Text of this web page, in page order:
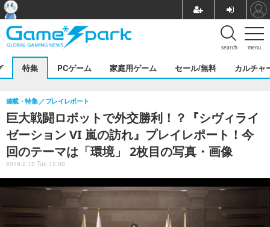
menu
search
特集 PCゲーム 家庭用ゲーム セール/無料 カルチャ
巨大戦闘ロボットで外交勝利！？『シヴィライ
ゼーション VI 嵐の訪れ』プレイレポート！今
回のテーマは「環境」 2枚目の写真・画像
連載・特集 プレイレポート
2019.2.12 Tue 12:00